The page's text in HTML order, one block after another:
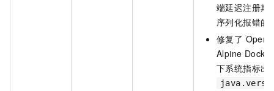
端延迟注册期
序列化报错的
修复了
Alpine
下系统指标出